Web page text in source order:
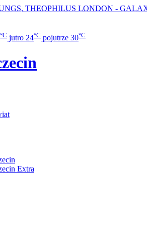
THEOPHILUS LONDON -
°C jutro 24°C pojutrze 30°C
Extra